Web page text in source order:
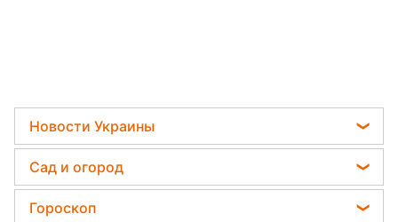
Новости Украины
Телеграм новости Украины
Пенсии в Украине
Мобилизация
Сад и огород
Садовод назвал самое эффективное средство
Гороскоп